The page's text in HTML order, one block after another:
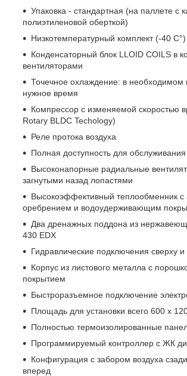
Упаковка - стандартная (на паллете с
полиэтиленовой оберткой)
Низкотемпературный комплект (-40 С°)
Конденсаторный блок LLOID COILS в
вентиляторами
Точечное охлаждение: в необходимом
нужное время
Компрессор с изменяемой скоростью
Rotary BLDC Techology)
Реле протока воздуха
Полная доступность для обслуживания
Высоконапорные радиальные
загнутыми назад лопастями
Высокоэффективный теплообменник
оребрением и водоудерживающим
Два дренажных поддона из
430 EDX
Гидравлические подключения сверху и
Корпус из листового металла с
покрытием
Быстроразъемное подключение
Площадь для установки всего 600 x
Полностью термоизолированные
Программируемый контроллер с ЖК
Конфигурация с забором воздуха
вперед